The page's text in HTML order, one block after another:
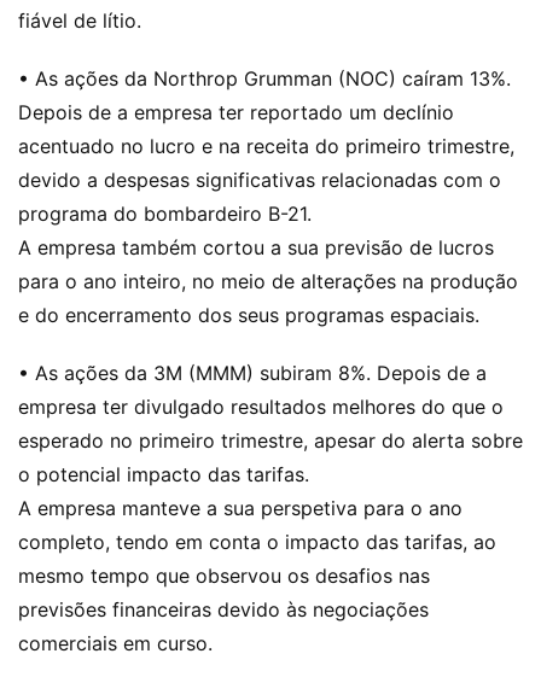
fiável de lítio.
• As ações da Northrop Grumman (NOC) caíram 13%.
Depois de a empresa ter reportado um declínio
acentuado no lucro e na receita do primeiro trimestre,
devido a despesas significativas relacionadas com o
programa do bombardeiro B-21.
A empresa também cortou a sua previsão de lucros
para o ano inteiro, no meio de alterações na produção
e do encerramento dos seus programas espaciais.
• As ações da 3M (MMM) subiram 8%. Depois de a
empresa ter divulgado resultados melhores do que o
esperado no primeiro trimestre, apesar do alerta sobre
o potencial impacto das tarifas.
A empresa manteve a sua perspetiva para o ano
completo, tendo em conta o impacto das tarifas, ao
mesmo tempo que observou os desafios nas
previsões financeiras devido às negociações
comerciais em curso.